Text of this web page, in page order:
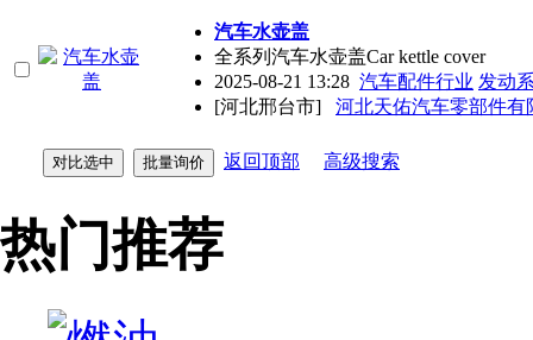
汽车水壶盖
全系列汽车水壶盖Car kettle cover
2025-08-21 13:28 汽车配件行业 发动
[河北邢台市]
河北天佑汽车零部件有
返回顶部 高级搜索
热门推荐